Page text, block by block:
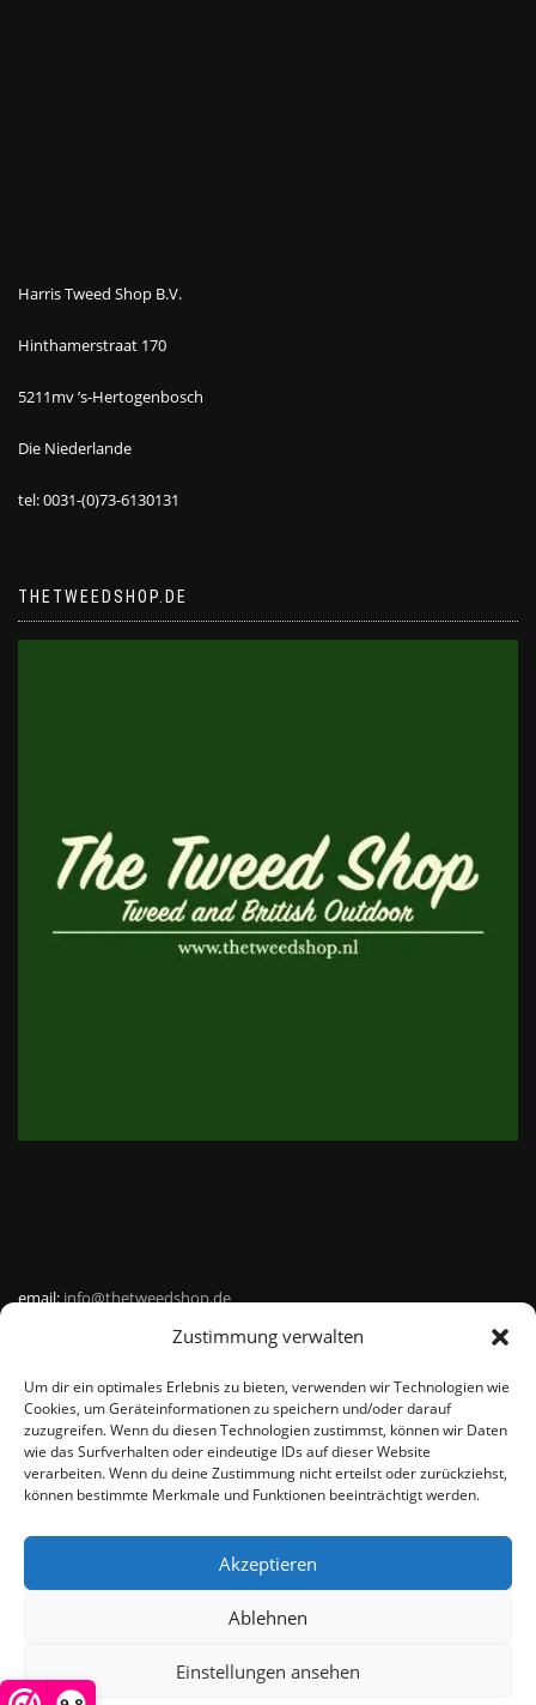
Zustimmung verwalten
Um dir ein optimales Erlebnis zu bieten, verwenden wir Technologien wie
Cookies, um Geräteinformationen zu speichern und/oder darauf
zuzugreifen. Wenn du diesen Technologien zustimmst, können wir Daten
wie das Surfverhalten oder eindeutige IDs auf dieser Website
verarbeiten. Wenn du deine Zustimmung nicht erteilst oder zurückziehst,
können bestimmte Merkmale und Funktionen beeinträchtigt werden.
Akzeptieren
Ablehnen
Einstellungen ansehen
Harris Tweed Shop B.V.
Hinthamerstraat 170
5211mv ’s-Hertogenbosch
Die Niederlande
tel: 0031-(0)73-6130131
THETWEEDSHOP.DE
email:info@thetweedshop.de
Kvk Nummer: 88959732
MWSnr: NL864836247B01
© THEMEISLE, ALL RIGHTS RESERVED
De waardering van www.harristweed-shop.nl bij